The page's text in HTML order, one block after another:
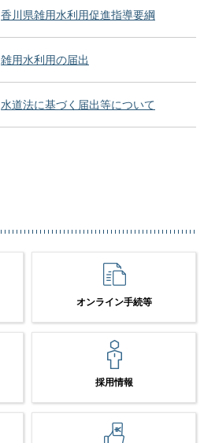
香川県雑用水利用促進指導要綱
雑用水利用の届出
水道法に基づく届出等について
オンライン手続等
採用情報